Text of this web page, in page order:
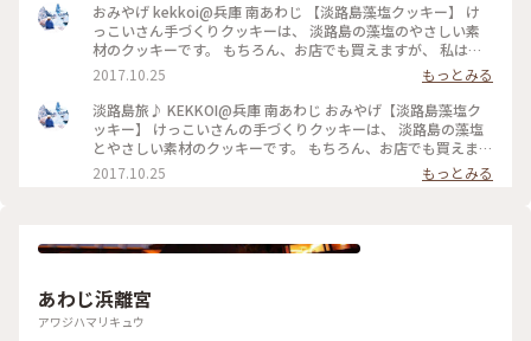
おみやげ kekkoi@兵庫 南あわじ 【淡路島藻塩クッキー】 け
っこいさん手づくりクッキーは、 淡路島の藻塩のやさしい素
材のクッキーです。 もちろん、お店でも買えますが、 私は宿
泊した淡路島観光ホテルで買って帰りました。割らないように
割らないように、 持って帰ったのに… お皿に置く瞬間にやっ
ちゃったぁ…(´･ε･̥ˋ) . 淡路島型が可愛いくて。 沼島がちょこ
んとまたまた可愛くて♡ 淡路島といえば！玉ねぎちゃん♪ 可
愛いさ美味しさが伝わればいいなぁ(*/∀＼*) . ホテルで出会っ
たクッキーの袋を見て、ちょこちょこっと調べて見つけたお店
『kekkoi』さん。 帰りに寄ろう‼︎と決めて、そして #島のチー
っ😋 . #兵庫#淡路島#南あわじ市#kekkoi#クッキー
2017.10.25
もっとみる
淡路島旅♪ KEKKOI@兵庫 南あわじ おみやげ【淡路島藻塩ク
ッキー】 けっこいさんの手づくりクッキーは、 淡路島の藻塩
とやさしい素材のクッキーです。 もちろん、お店でも買えます
が、 私は宿泊した"淡路島観光ホテル"で買って帰りました。
割らないように割らないように… 持って帰ってきて、お皿に置
えばの玉ねぎちゃんも♪♪ かわいさ美味しさが伝わるといい
りに寄ろう〜と決めて‼︎そして、#島のチーズケーキ をいただ
いて帰ったという訳です。 . 店員さんも優しくて、東京か
2017.10.25 もっとみる
あわじ浜離宮
アワジハマリキュウ